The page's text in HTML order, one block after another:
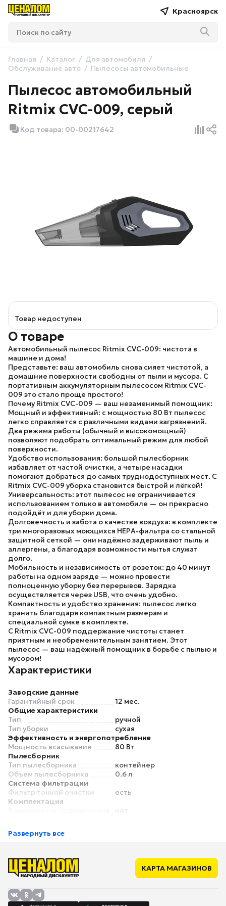
Красноярск
Главная Каталог
Для автомобиля
Обслуживание авто
Пылесосы автомобильные
Пылесос автомобильный
Ritmix CVC-009, серый
Код товара: 00-00217642
Товар недоступен
О товаре
Автомобильный пылесос Ritmix CVC-009: чистота в
машине и дома!
Представьте: ваш автомобиль снова сияет чистотой, а
домашние поверхности свободны от пыли и мусора. С
портативным аккумуляторным пылесосом Ritmix CVC-
009 это стало проще простого!
Почему Ritmix CVC-009 — ваш незаменимый помощник:
Мощный и эффективный: с мощностью 80 Вт пылесос
легко справляется с различными видами загрязнений.
Два режима работы (обычный и высокомощный)
позволяют подобрать оптимальный режим для любой
поверхности.
Удобство использования: большой пылесборник
избавляет от частой очистки, а четыре насадки
помогают добраться до самых труднодоступных мест. С
Ritmix CVC-009 уборка становится быстрой и лёгкой!
Универсальность: этот пылесос не ограничивается
использованием только в автомобиле — он прекрасно
подойдёт и для уборки дома.
Долговечность и забота о качестве воздуха: в комплекте
три многоразовых моющихся HEPA-фильтра со стальной
защитной сеткой — они надёжно задерживают пыль и
аллергены, а благодаря возможности мытья служат
долго.
Мобильность и независимость от розеток: до 40 минут
работы на одном заряде — можно провести
полноценную уборку без перерывов. Зарядка
осуществляется через USB, что очень удобно.
Компактность и удобство хранения: пылесос легко
хранить благодаря компактным размерам и
специальной сумке в комплекте.
С Ritmix CVC-009 поддержание чистоты станет
приятным и необременительным занятием. Этот
пылесос — ваш надёжный помощник в борьбе с пылью и
мусором!
Характеристики
Заводские данные
Гарантийный срок
12 мес.
Общие характеристики
Тип
ручной
Тип уборки
сухая
Эффективность и энергопотребление
Мощность всасывания
80 Вт
Пылесборник
Тип пылесборника
контейнер
Объем пылесборника
0.6 л
Система фильтрации
Фильтр тонкой очистки
есть
Комплектация
нет
Насадка щелевая
Уровень шума
Питание
Время работы от
40 мин
Работа от прикуривателя
Габариты и вес
Развернуть все
КАРТА МАГАЗИНОВ